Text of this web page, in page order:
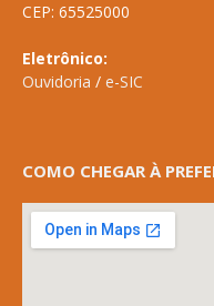
CEP: 65525000
Eletrônico:
Ouvidoria / e-SIC
COMO CHEGAR À